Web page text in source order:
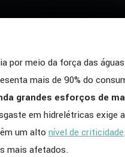
por meio da força das
mais de 90% do
grandes esforços de
em hidrelétricas
um alto nível de criticidade
mais afetados.